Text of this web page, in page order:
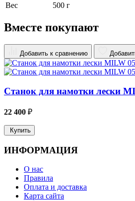
Вес
500 г
Вместе покупают
Добавить к сравнению
Станок для намотки лески
22 400 ₽
Купить
ИНФОРМАЦИЯ
О нас
Правила
Оплата и доставка
Карта сайта